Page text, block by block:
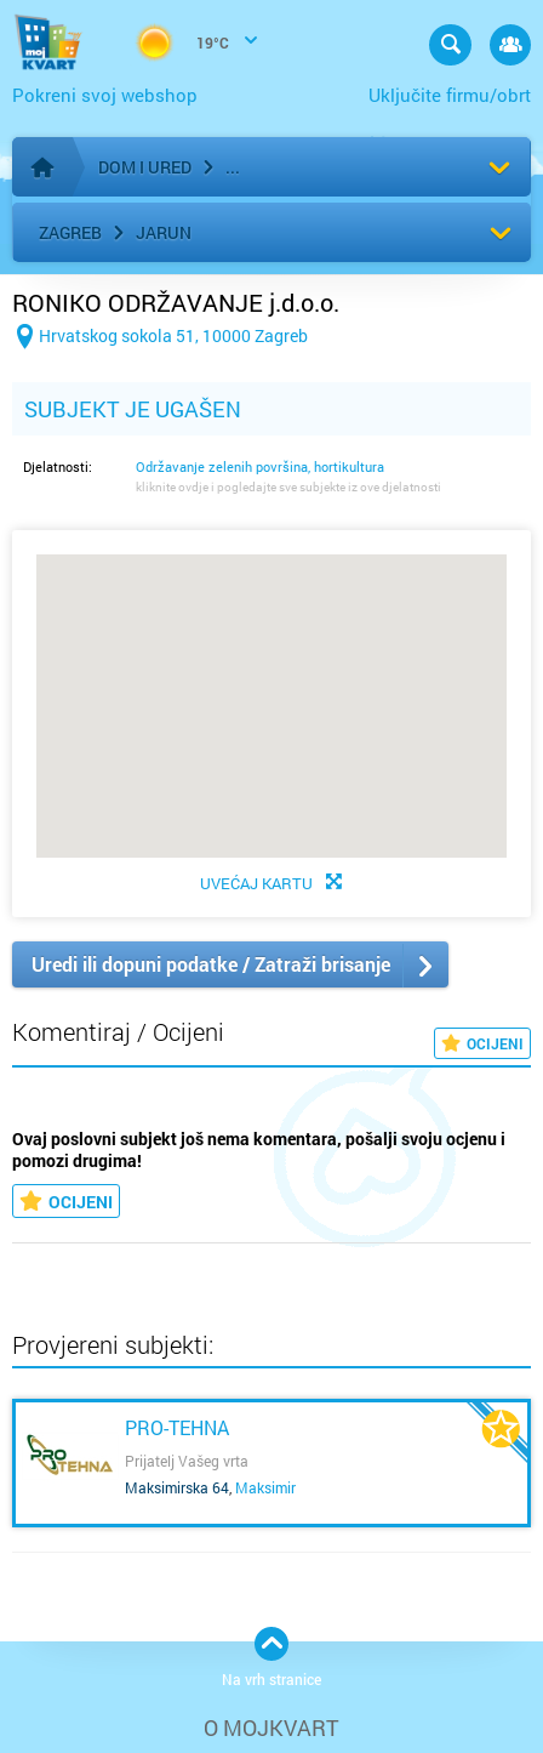
19°C
Uključite firmu/obrt
Pokreni svoj webshop
Početna stranica
DOM I URED
ZAGREB JARUN
RONIKO ODRŽAVANJE j.d.o.o.
Hrvatskog sokola 51, 10000 Zagreb
SUBJEKT JE UGAŠEN
Djelatnosti: Održavanje zelenih površina, hortikultura
kliknite ovdje i pogledajte sve subjekte iz ove djelatnosti
UVEĆAJ KARTU
Uredi ili dopuni podatke / Zatraži brisanje
Komentiraj / Ocijeni OCIJENI
Ovaj poslovni subjekt još nema komentara, pošalji svoju ocjenu i
pomozi drugima!
OCIJENI
Provjereni subjekti:
PRO-TEHNA
Prijatelj Vašeg vrta
Maksimirska 64 Maksimir
O MOJKVART
Na vrh stranice